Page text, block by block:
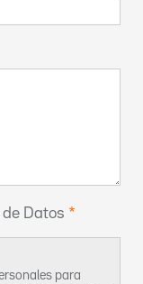
Datos
para